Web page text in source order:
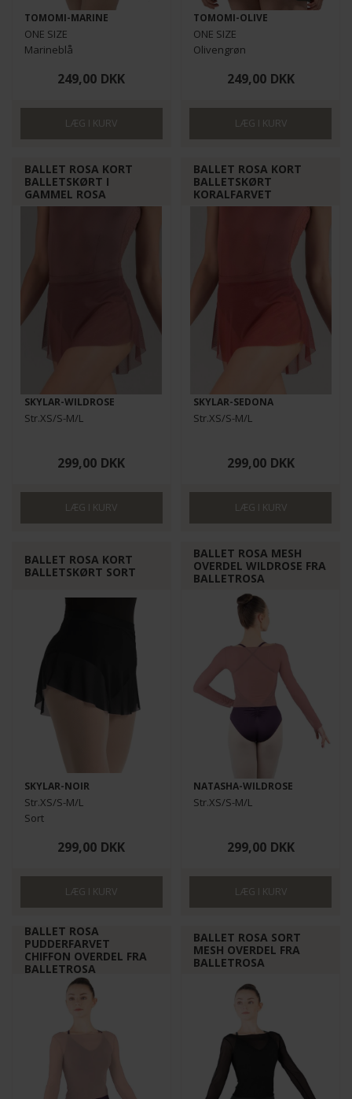
TOMOMI-MARINE
ONE SIZE
Marineblå
249,00 DKK
TOMOMI-OLIVE
ONE SIZE
Olivengrøn
249,00 DKK
BALLET ROSA KORT
BALLETSKØRT I
GAMMEL ROSA
SKYLAR-WILDROSE
Str.XS/S-M/L
299,00 DKK
BALLET ROSA KORT
BALLETSKØRT
KORALFARVET
SKYLAR-SEDONA
Str.XS/S-M/L
299,00 DKK
BALLET ROSA KORT
BALLETSKØRT SORT
SKYLAR-NOIR
Str.XS/S-M/L
Sort
299,00 DKK
BALLET ROSA MESH
OVERDEL WILDROSE FRA
BALLETROSA
NATASHA-WILDROSE
Str.XS/S-M/L
299,00 DKK
BALLET ROSA
PUDDERFARVET
CHIFFON OVERDEL FRA
BALLETROSA
BALLET ROSA SORT
MESH OVERDEL FRA
BALLETROSA